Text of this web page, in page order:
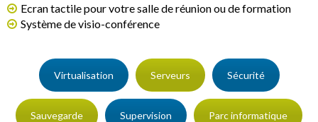
Ecran tactile pour votre salle de réunion ou de formation
Système de visio-conférence
Virtualisation Serveurs Sécurité
Sauvegarde Supervision Parc informatique